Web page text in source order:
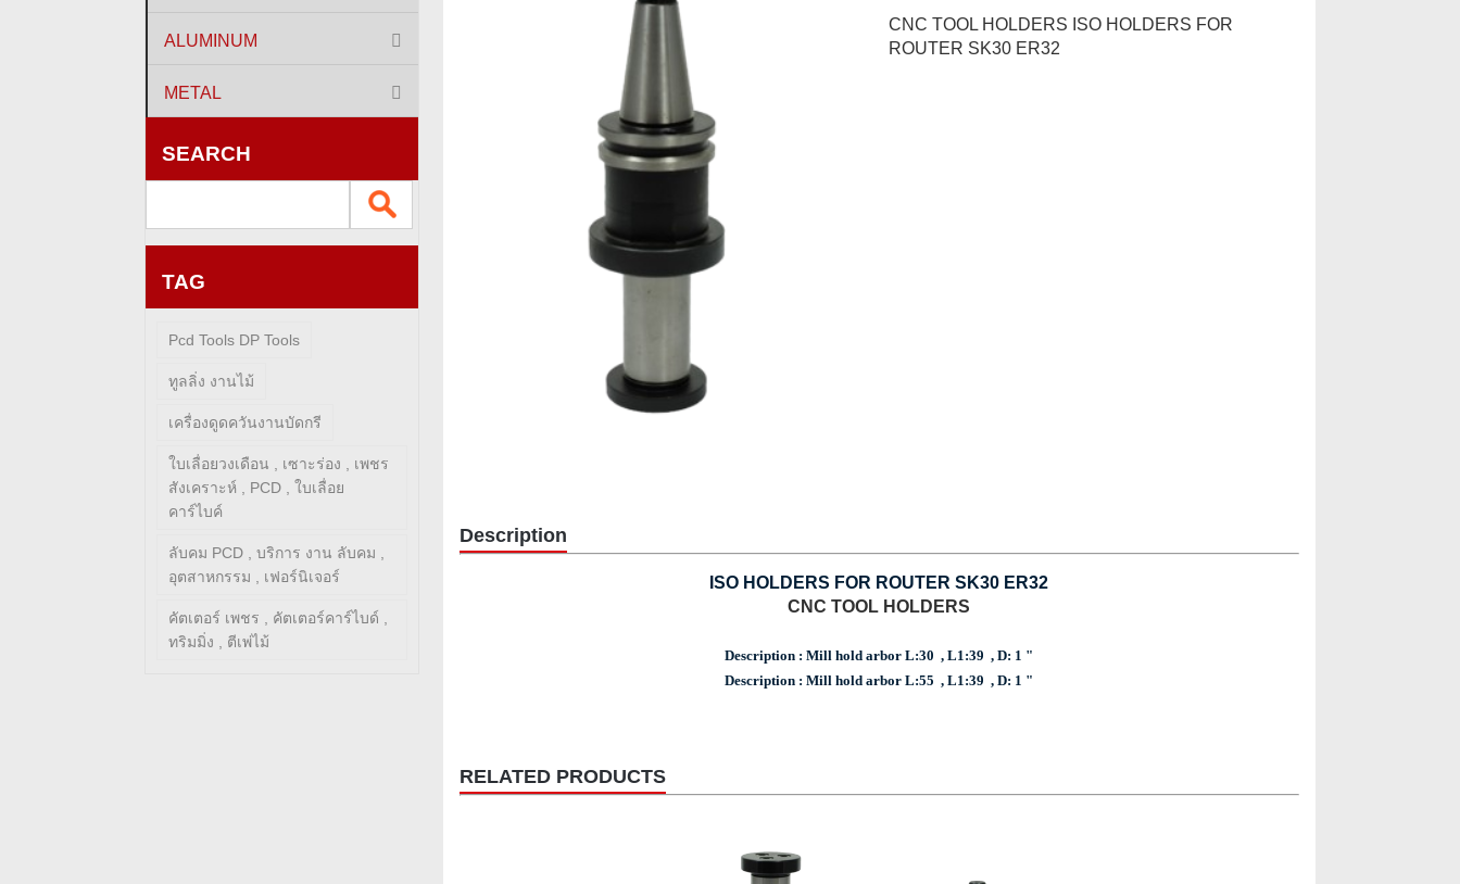
ALUMINUM
METAL
SEARCH
TAG
Pcd Tools DP Tools
ทูลลิ่ง งานไม้
เครื่องดูดควันงานบัดกรี
ใบเลื่อยวงเดือน , เซาะร่อง , เพชร
สังเคราะห์ , PCD , ใบเลื่อย
คาร์ไบค์
ลับคม PCD , บริการ งาน ลับคม ,
อุตสาหกรรม , เฟอร์นิเจอร์
คัตเตอร์ เพชร , คัตเตอร์คาร์ไบด์ ,
ทริมมิ่ง , ตีเพ่ไม้
CNC TOOL HOLDERS ISO HOLDERS FOR
ROUTER SK30 ER32
Description
ISO HOLDERS FOR ROUTER SK30 ER32
CNC TOOL HOLDERS
Description : Mill hold arbor L:30 , L1:39 , D: 1 "
Description : Mill hold arbor L:55 , L1:39 , D: 1 "
RELATED PRODUCTS